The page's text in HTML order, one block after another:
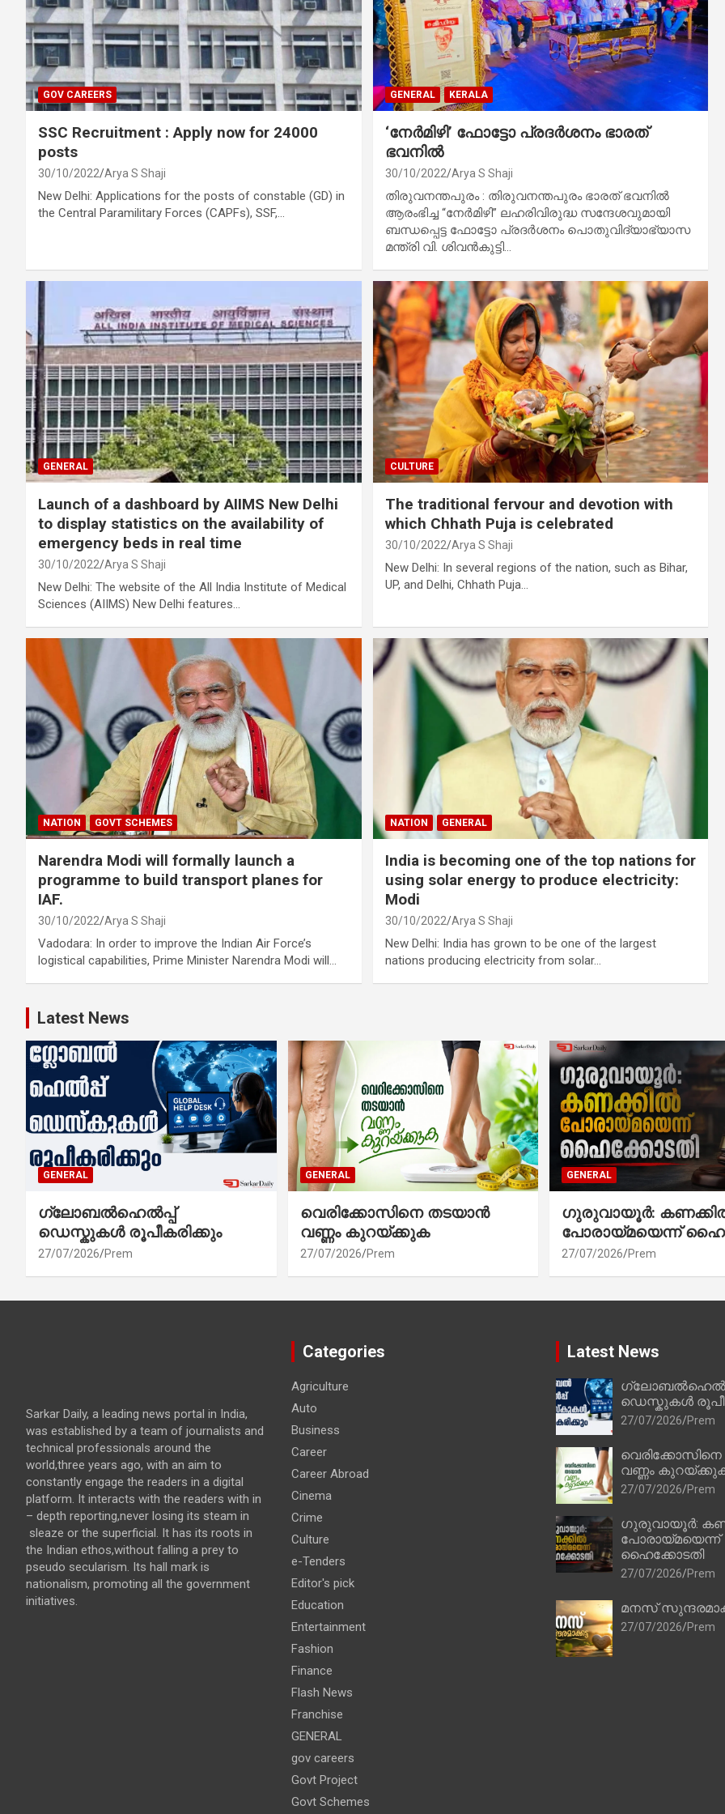
GOV CAREERS
SSC Recruitment : Apply now for 24000
posts
30/10/2022 Arya S Shaji
New Delhi: Applications for the posts of constable (GD) in
the Central Paramilitary Forces (CAPFs), SSF,…
GENERAL KERALA
‘നേർമിഴി’ ഫോട്ടോ പ്രദർശനം ഭാരത്
ഭവനിൽ
30/10/2022 Arya S Shaji
തിരുവനന്തപുരം : തിരുവനന്തപുരം ഭാരത് ഭവനിൽ
ആരംഭിച്ച “നേർമിഴി” ലഹരിവിരുദ്ധ സന്ദേശവുമായി
ബന്ധപ്പെട്ട ഫോട്ടോ പ്രദർശനം പൊതുവിദ്യാഭ്യാസ
മന്ത്രി വി. ശിവൻകുട്ടി…
GENERAL
Launch of a dashboard by AIIMS New Delhi
to display statistics on the availability of
emergency beds in real time
30/10/2022 Arya S Shaji
New Delhi: The website of the All India Institute of Medical
Sciences (AIIMS) New Delhi features…
CULTURE
The traditional fervour and devotion with
which Chhath Puja is celebrated
30/10/2022 Arya S Shaji
New Delhi: In several regions of the nation, such as Bihar,
UP, and Delhi, Chhath Puja…
NATION GOVT SCHEMES
Narendra Modi will formally launch a
programme to build transport planes for
IAF.
30/10/2022 Arya S Shaji
Vadodara: In order to improve the Indian Air Force’s
logistical capabilities, Prime Minister Narendra Modi will…
NATION GENERAL
India is becoming one of the top nations for
using solar energy to produce electricity:
Modi
30/10/2022 Arya S Shaji
New Delhi: India has grown to be one of the largest
nations producing electricity from solar…
Latest News
GENERAL
ഗ്ലോബൽഹെൽപ്പ്
ഡെസ്കുകൾ രൂപീകരിക്കും
27/07/2026 Prem
GENERAL
വെരിക്കോസിനെ തടയാൻ
വണ്ണം കുറയ്ക്കുക
27/07/2026 Prem
GENERAL
ഗുരുവായൂർ:
പോരായ്മയെന്ന്
27/07/2026 Prem
Sarkar Daily, a leading news portal in India,
was established by a team of journalists and
technical professionals around the
world,three years ago, with an aim to
constantly engage the readers in a digital
platform. It interacts with the readers with in
– depth reporting,never losing its steam in
sleaze or the superficial. It has its roots in
the Indian ethos,without falling a prey to
pseudo secularism. Its hall mark is
nationalism, promoting all the government
initiatives.
Categories
Agriculture
Auto
Business
Career
Career Abroad
Cinema
Crime
Culture
e-Tenders
Editor's pick
Education
Entertainment
Fashion
Finance
Flash News
Franchise
GENERAL
gov careers
Govt Project
Govt Schemes
Latest News
ഡെസ്കുകൾ
27/07/2026 Prem
വണ്ണം
27/07/2026 Prem
ഗുരുവായൂർ:
പോരായ്മയെന്ന്
ഹൈക്കോടതി
27/07/2026 Prem
മനസ്
27/07/2026 Prem